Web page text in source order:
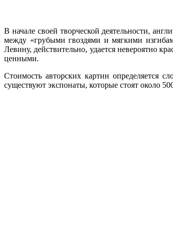
В начале своей творческой деятельности,
между «грубыми гвоздями и мягкими
Левину, действительно, удается невероятно
ценными.
Стоимость авторских картин определяется
существуют экспонаты, которые стоят около